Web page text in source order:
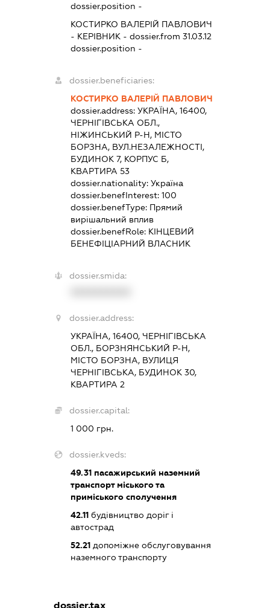
dossier.position -
КОСТИРКО ВАЛЕРІЙ ПАВЛОВИЧ
- КЕРІВНИК - dossier.from 31.03.12
dossier.position -
dossier.beneficiaries:
КОСТИРКО ВАЛЕРІЙ ПАВЛОВИЧ
dossier.address:УКРАЇНА, 16400,
ЧЕРНІГІВСЬКА ОБЛ.,
НІЖИНСЬКИЙ Р-Н, МІСТО
БОРЗНА, ВУЛ.НЕЗАЛЕЖНОСТІ,
БУДИНОК 7, КОРПУС Б,
КВАРТИРА 53
dossier.nationality:Україна
dossier.benefInterest:100
dossier.benefType: Прямий
вирішальний вплив
dossier.benefRole: КІНЦЕВИЙ
БЕНЕФІЦІАРНИЙ ВЛАСНИК
dossier.smida:
dossier.address:
УКРАЇНА, 16400, ЧЕРНІГІВСЬКА
ОБЛ., БОРЗНЯНСЬКИЙ Р-Н,
МІСТО БОРЗНА, ВУЛИЦЯ
ЧЕРНІГІВСЬКА, БУДИНОК 30,
КВАРТИРА 2
dossier.capital:
1 000 грн.
dossier.kveds:
49.31 пасажирський наземний
транспорт міського та
приміського сполучення
42.11 будівництво доріг і
автострад
52.21 допоміжне обслуговування
наземного транспорту
dossier.tax